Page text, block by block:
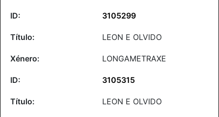
3105299
LEON E OLVIDO
LONGAMETRAXE
3105315
LEON E OLVIDO